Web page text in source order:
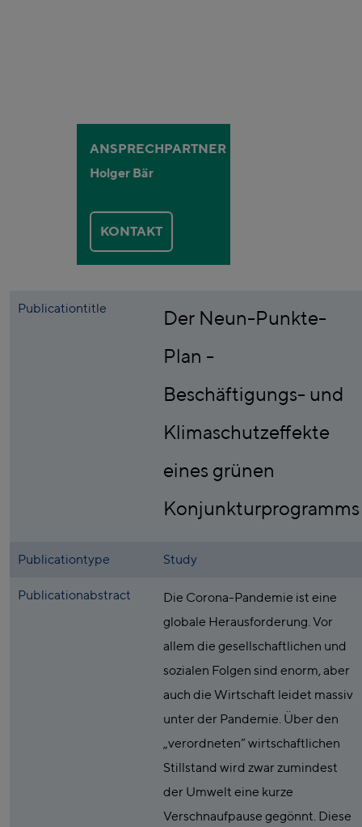
ANSPRECHPARTNER
Holger Bär
KONTAKT
Publicationtitle
Der Neun-Punkte-
Plan -
Beschäftigungs- und
Klimaschutzeffekte
eines grünen
Konjunkturprogramms
Publicationtype Study
Publicationabstract
Die Corona-Pandemie ist eine
globale Herausforderung. Vor
allem die gesellschaftlichen und
sozialen Folgen sind enorm, aber
auch die Wirtschaft leidet massiv
unter der Pandemie. Über den
„verordneten“ wirtschaftlichen
Stillstand wird zwar zumindest
der Umwelt eine kurze
Verschnaufpause gegönnt. Diese